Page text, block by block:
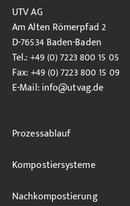
UTV AG
Am Alten Römerpfad 2
D-76534 Baden-Baden
Tel.: +49 (0) 7223 800 15 05
Fax: +49 (0) 7223 800 15 09
E-Mail:info@utvag.de
Prozessablauf
Kompostiersysteme
Nachkompostierung